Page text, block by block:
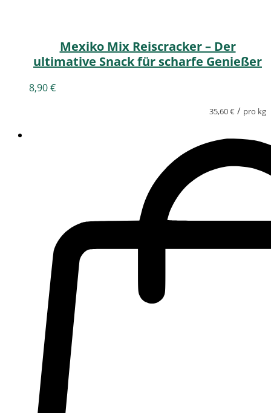
Mexiko Mix Reiscracker – Der
ultimative Snack für scharfe Genießer
8,90€
35,60€ / pro kg